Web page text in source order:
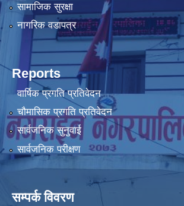
सामाजिक सुरक्षा
नागरिक वडापत्र
Reports
वार्षिक प्रगति प्रतिवेदन
चौमासिक प्रगति प्रतिवेदन
सार्वजनिक सुनुवाई
सार्वजनिक परीक्षण
सम्पर्क विवरण